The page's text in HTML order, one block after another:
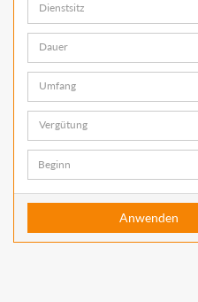
Dienstsitz
Dauer
Umfang
Vergütung
Anwenden